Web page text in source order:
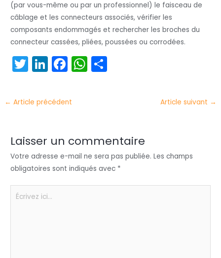
(par vous-même ou par un professionnel) le faisceau de
câblage et les connecteurs associés, vérifier les
composants endommagés et rechercher les broches du
connecteur cassées, pliées, poussées ou corrodées.
T
w
itt
er
Li
n
k
e
n
F
a
c
e
o
o
k
W
h
p
p
er
← Article précédent Article suivant →
Laisser un commentaire
Votre adresse e-mail ne sera pas publiée. Les champs
obligatoires sont indiqués avec *
Écrivez